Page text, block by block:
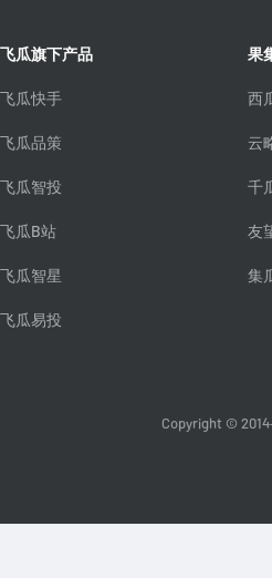
飞瓜旗下产品
飞瓜快手
飞瓜品策
飞瓜智投
飞瓜B站
飞瓜智星
飞瓜易投
果
西
云
千
友
集
Copyright ©